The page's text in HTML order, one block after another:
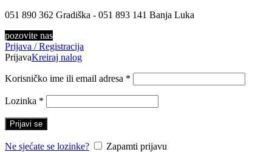
051 890 362 Gradiška - 051 893 141 Banja Luka
pozovite nas
Prijava / Registracija
PrijavaKreiraj nalog
Korisničko ime ili email adresa *
Lozinka *
Prijavi se
Ne sjećate se lozinke?
Zapamti prijavu